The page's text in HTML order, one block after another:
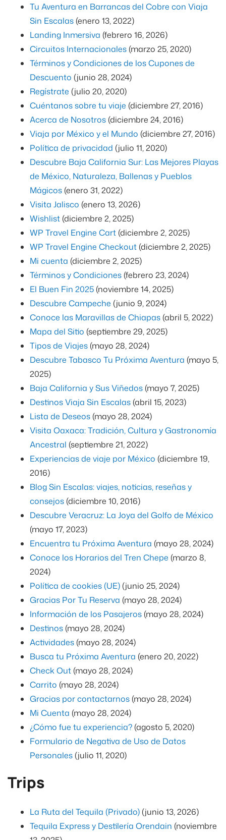
Tu Aventura en Barrancas del Cobre con Viaja
Sin Escalas (enero 13, 2022)
Landing Inmersiva (febrero 16, 2026)
Circuitos Internacionales (marzo 25, 2020)
Términos y Condiciones de los Cupones de
Descuento (junio 28, 2024)
Regístrate (julio 20, 2020)
Cuéntanos sobre tu viaje (diciembre 27, 2016)
Acerca de Nosotros (diciembre 24, 2016)
Viaja por México y el Mundo (diciembre 27, 2016)
Política de privacidad (julio 11, 2020)
Descubre Baja California Sur: Las Mejores Playas
de México, Naturaleza, Ballenas y Pueblos
Mágicos (enero 31, 2022)
Visita Jalisco (enero 13, 2026)
Wishlist (diciembre 2, 2025)
WP Travel Engine Cart (diciembre 2, 2025)
WP Travel Engine Checkout (diciembre 2, 2025)
Mi cuenta (diciembre 2, 2025)
Términos y Condiciones (febrero 23, 2024)
El Buen Fin 2025 (noviembre 14, 2025)
Descubre Campeche (junio 9, 2024)
Conoce las Maravillas de Chiapas (abril 5, 2022)
Mapa del Sitio (septiembre 29, 2025)
Tipos de Viajes (mayo 28, 2024)
Descubre Tabasco Tu Próxima Aventura (mayo 5,
2025)
Baja California y Sus Viñedos (mayo 7, 2025)
Destinos Viaja Sin Escalas (abril 15, 2023)
Lista de Deseos (mayo 28, 2024)
Visita Oaxaca: Tradición, Cultura y Gastronomía
Ancestral (septiembre 21, 2022)
Experiencias de viaje por México (diciembre 19,
2016)
Blog Sin Escalas: viajes, noticias, reseñas y
consejos (diciembre 10, 2016)
Descubre Veracruz: La Joya del Golfo de México
(mayo 17, 2023)
Encuentra tu Próxima Aventura (mayo 28, 2024)
Conoce los Horarios del Tren Chepe (marzo 8,
2024)
Política de cookies (UE) (junio 25, 2024)
Gracias Por Tu Reserva (mayo 28, 2024)
Información de los Pasajeros (mayo 28, 2024)
Destinos (mayo 28, 2024)
Actividades (mayo 28, 2024)
Busca tu Próxima Aventura (enero 20, 2022)
Check Out (mayo 28, 2024)
Carrito (mayo 28, 2024)
Gracias por contactarnos (mayo 28, 2024)
Mi Cuenta (mayo 28, 2024)
¿Cómo fue tu experiencia? (agosto 5, 2020)
Formulario de Negativa de Uso de Datos
Personales (julio 11, 2020)
Trips
La Ruta del Tequila (Privado) (junio 13, 2026)
Tequila Express y Destilería Orendain (noviembre